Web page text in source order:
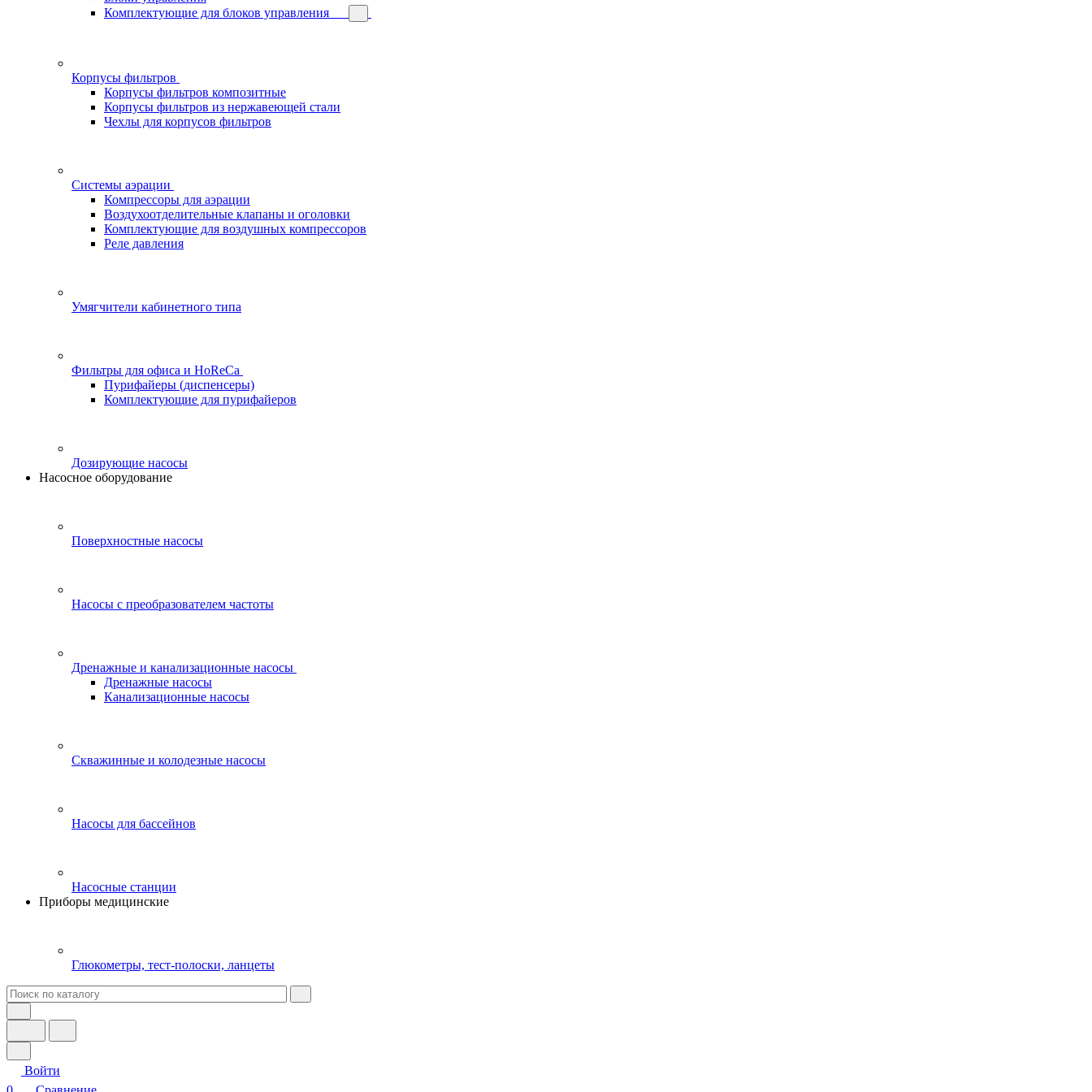
Комплектующие для блоков управления
Корпусы фильтров
Корпусы фильтров композитные
Корпусы фильтров из нержавеющей стали
Чехлы для корпусов фильтров
Системы аэрации
Компрессоры для аэрации
Воздухоотделительные клапаны и оголовки
Комплектующие для воздушных компрессоров
Реле давления
Умягчители кабинетного типа
Фильтры для офиса и HoReCa
Пурифайеры (диспенсеры)
Комплектующие для пурифайеров
Дозирующие насосы
Насосное оборудование
Поверхностные насосы
Насосы с преобразователем частоты
Дренажные и канализационные насосы
Дренажные насосы
Канализационные насосы
Скважинные и колодезные насосы
Насосы для бассейнов
Насосные станции
Приборы медицинские
Глюкометры, тест-полоски, ланцеты
Войти